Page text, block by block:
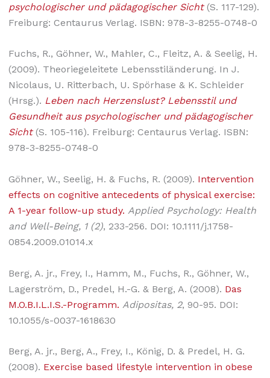
psychologischer und pädagogischer Sicht (S. 117-129).
Freiburg: Centaurus Verlag. ISBN: 978-3-8255-0748-0
Fuchs, R., Göhner, W., Mahler, C., Fleitz, A. & Seelig, H.
(2009). Theoriegeleitete Lebensstiländerung. In J.
Nicolaus, U. Ritterbach, U. Spörhase & K. Schleider
(Hrsg.). Leben nach Herzenslust? Lebensstil und
Gesundheit aus psychologischer und pädagogischer
Sicht(S. 105-116). Freiburg: Centaurus Verlag. ISBN:
978-3-8255-0748-0
Göhner, W., Seelig, H. & Fuchs, R. (2009). Intervention
effects on cognitive antecedents of physical exercise:
A 1-year follow-up study. Applied Psychology: Health
and Well-Being, 1 (2), 233-256. DOI: 10.1111/j.1758-
0854.2009.01014.x
Berg, A. jr., Frey, I., Hamm, M., Fuchs, R., Göhner, W.,
Lagerström, D., Predel, H.-G. & Berg, A. (2008). Das
M.O.B.I.L.I.S.-Programm. Adipositas, 2, 90-95. DOI:
10.1055/s-0037-1618630
Berg, A. jr., Berg, A., Frey, I., König, D. & Predel, H. G.
(2008). Exercise based lifestyle intervention in obese